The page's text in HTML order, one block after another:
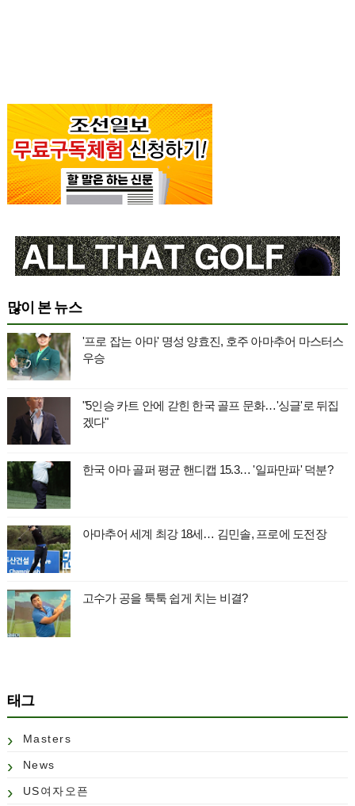
많이 본 뉴스
'프로 잡는 아마' 명성 양효진, 호주 아마추어 마스터스
우승
"5인승 카트 안에 갇힌 한국 골프 문화…'싱글'로 뒤집
겠다"
한국 아마 골퍼 평균 핸디캡 15.3… '일파만파' 덕분?
아마추어 세계 최강 18세… 김민솔, 프로에 도전장
고수가 공을 툭툭 쉽게 치는 비결?
태그
Masters
News
US여자오픈